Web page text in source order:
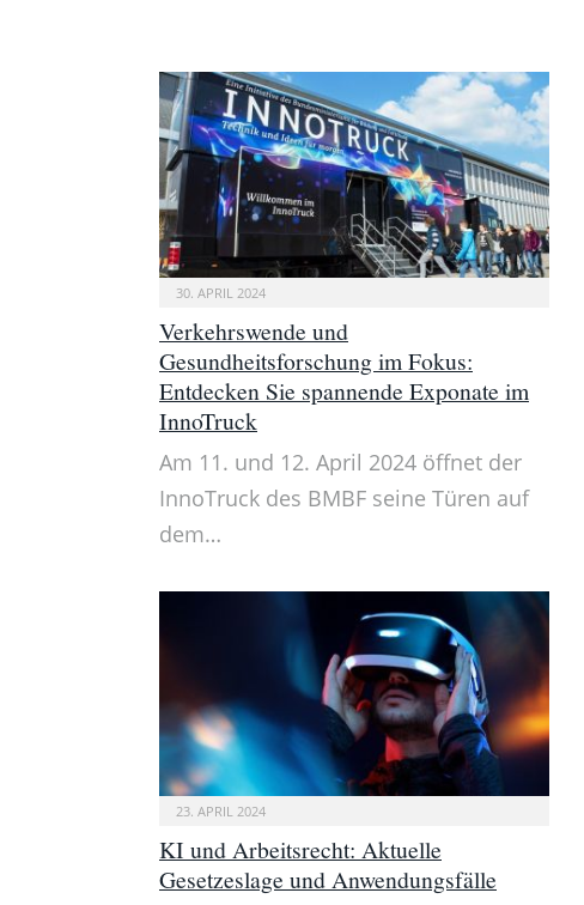
30. APRIL 2024
Verkehrswende und
Gesundheitsforschung im Fokus:
Entdecken Sie spannende Exponate im
InnoTruck
Am 11. und 12. April 2024 öffnet der
InnoTruck des BMBF seine Türen auf
dem…
23. APRIL 2024
KI und Arbeitsrecht: Aktuelle
Gesetzeslage und Anwendungsfälle